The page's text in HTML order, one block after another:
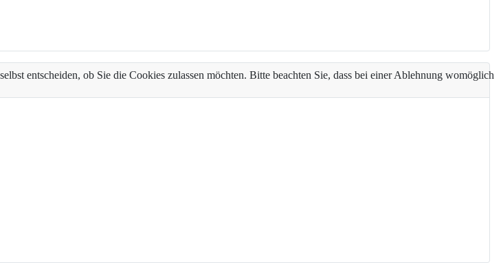
entscheiden, ob Sie die Cookies zulassen möchten. Bitte beachten Sie, dass bei einer Ablehnung womöglich